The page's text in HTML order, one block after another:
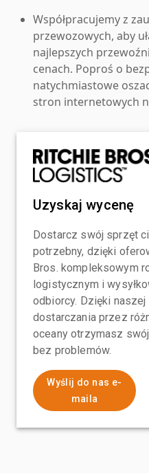
Współpracujemy z
przewozowych, aby
najlepszych
cenach. Poproś o
natychmiastowe
stron internetowych
Uzyskaj wycenę
Dostarcz swój sprzęt
potrzebny, dzięki
Bros. kompleksowym
logistycznym i
odbiorcy. Dzięki
dostarczania przez
oceany otrzymasz
bez problemów.
Wyślij do nas e-
maila